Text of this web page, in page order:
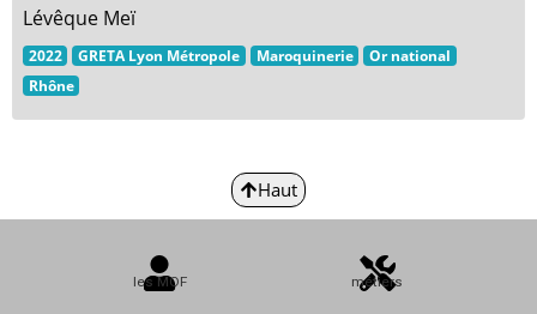
Lévêque Meï
2022 GRETA Lyon Métropole Maroquinerie
Or national
Rhône
Haut
les MOF métiers